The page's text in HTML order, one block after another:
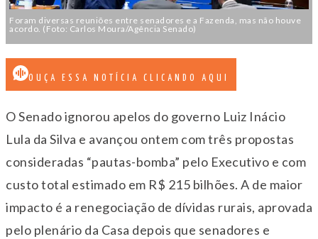
Foram diversas reuniões entre senadores e a Fazenda, mas não houve
acordo. (Foto: Carlos Moura/Agência Senado)
OUÇA ESSA NOTÍCIA CLICANDO AQUI
O Senado ignorou apelos do governo Luiz Inácio
Lula da Silva e avançou ontem com três propostas
consideradas “pautas-bomba” pelo Executivo e com
custo total estimado em R$ 215 bilhões. A de maior
impacto é a renegociação de dívidas rurais, aprovada
pelo plenário da Casa depois que senadores e